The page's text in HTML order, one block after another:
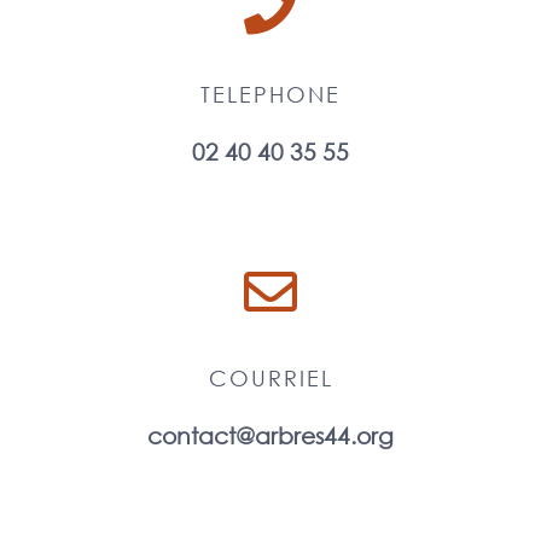
TELEPHONE
02 40 40 35 55
COURRIEL
contact@arbres44.org